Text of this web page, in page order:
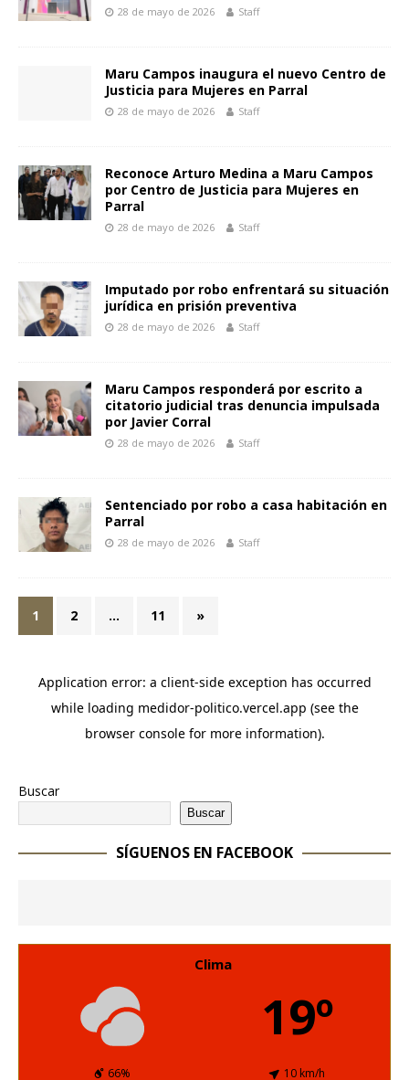
28 de mayo de 2026 Staff
Maru Campos inaugura el nuevo Centro de
Justicia para Mujeres en Parral
28 de mayo de 2026 Staff
Reconoce Arturo Medina a Maru Campos
por Centro de Justicia para Mujeres en
Parral
28 de mayo de 2026 Staff
Imputado por robo enfrentará su situación
jurídica en prisión preventiva
28 de mayo de 2026 Staff
Maru Campos responderá por escrito a
citatorio judicial tras denuncia impulsada
por Javier Corral
28 de mayo de 2026 Staff
Sentenciado por robo a casa habitación en
Parral
28 de mayo de 2026 Staff
1 2 … 11 »
Buscar
Buscar
SÍGUENOS EN FACEBOOK
Clima
19º
66% 10 km/h